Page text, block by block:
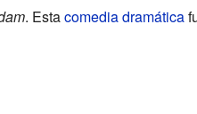
. Estacomedia dramática